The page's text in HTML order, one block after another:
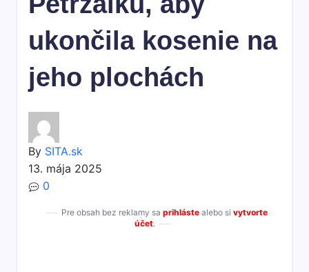
ukončila kosenie na
jeho plochách
By SITA.sk
13. mája 2025
0
Pre obsah bez reklamy sa prihlástealebo si vytvorte
účet.